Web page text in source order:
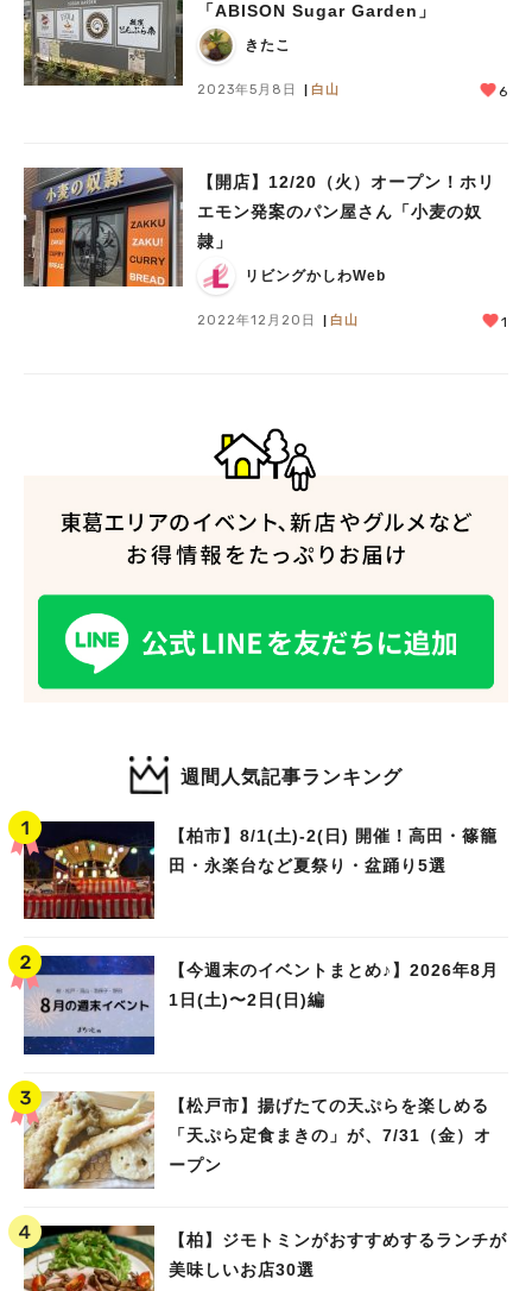
「ABISON Sugar Garden」
きたこ
2023年5月8日 白山 6
【開店】12/20（火）オープン！ホリ
エモン発案のパン屋さん「小麦の奴
隷」
リビングかしわWeb
2022年12月20日 白山 1
週間人気記事ランキング
【柏市】8/1(土)‐2(日) 開催！高田・篠籠
田・永楽台など夏祭り・盆踊り5選
【今週末のイベントまとめ♪】2026年8月
1日(土)〜2日(日)編
【松戸市】揚げたての天ぷらを楽しめる
「天ぷら定食まきの」が、7/31（金）オ
ープン
【柏】ジモトミンがおすすめするランチが
美味しいお店30選